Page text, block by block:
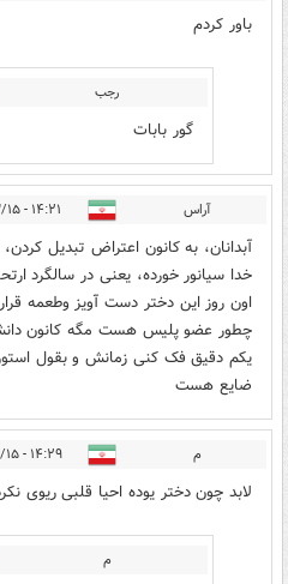
باور کردم
رجب
گور بابات
آراس ۱۴:۲۱ - ۱۴۰۲/۰۳/۱۵
آبدانان، به کانون اعتراض تبدیل
خدا سیانور خورده، یعنی در سالگرد
چطور عضو پلیس هست مگه کانون
یکم دقیق فک کنی زمانش و بقول
ضایع هست
م ۱۴:۲۹ - ۱۴۰۲/۰۳/۱۵
لابد چون دختر یوده احیا قلبی ریوی
م